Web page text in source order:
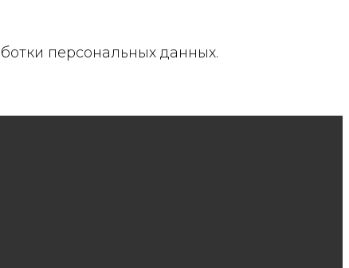
персональных данных.